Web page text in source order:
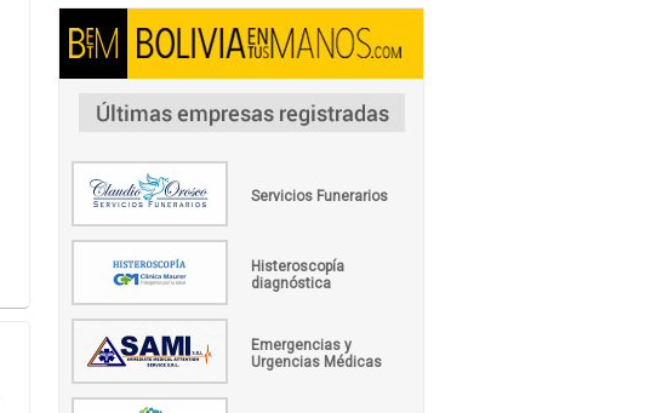
Servicios Funerarios
Histeroscopía
diagnóstica
Emergencias y
Urgencias Médicas